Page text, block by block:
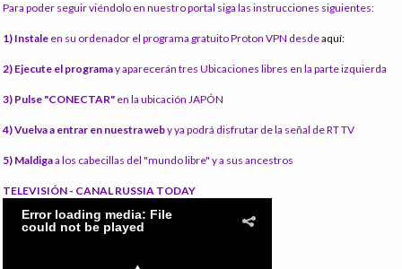
Para poder seguir viéndolo en nuestro portal siga las instrucciones siguientes:
1) Instale en su ordenador el programa gratuito Proton VPN desdeaquí:
2) Ejecute el programay aparecerán tres Ubicaciones libres en la parte izquierda
3) Pulse "CONECTAR" en la ubicación JAPÓN
4) Vuelva a entrar en nuestra weby ya podrá disfrutar de la señal de RT TV
5) Maldigaa los cabecillas del "mundo libre" y a sus ancestros
TELEVISIÓN - CANAL RUSSIA TODAY